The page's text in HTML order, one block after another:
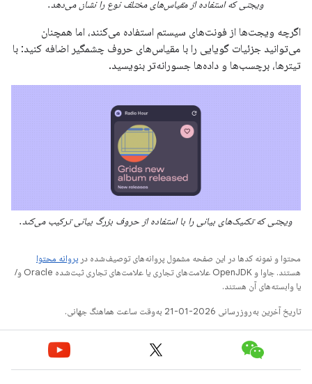
ویجتی که استفاده از مقیاس‌های مختلف نوع را نشان می‌دهد.
اگرچه ویجت‌ها از فونت‌های سیستم استفاده می‌کنند، اما همچنان
می‌توانید جزئیات گویایی را با مقیاس‌های حروف چشمگیر اضافه کنید: با
تیترها، برچسب‌ها و داده‌ها جسورانه‌تر بنویسید.
ویجتی که تکنیک‌های بیانی را با استفاده از حروف بزرگ بیانی ترکیب می‌کند.
محتوا و نمونه کدها در این صفحه مشمول پروانه‌های توصیف‌شده در پروانه محتوا
هستند. جاوا و OpenJDK علامت‌های تجاری یا علامت‌های تجاری ثبت‌شده Oracle و/
یا وابسته‌های آن هستند.
تاریخ آخرین به‌روزرسانی 2026-01-21 به‌وقت ساعت هماهنگ جهانی.